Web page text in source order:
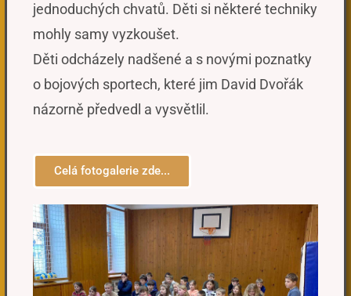
jednoduchých chvatů. Děti si některé techniky
mohly samy vyzkoušet.
Děti odcházely nadšené a s novými poznatky
o bojových sportech, které jim David Dvořák
názorně předvedl a vysvětlil.
Celá fotogalerie zde...